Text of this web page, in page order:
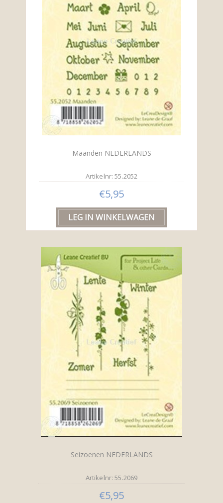
Maanden NEDERLANDS
Artikelnr: 55.2052
€5,95
Seizoenen NEDERLANDS
Artikelnr: 55.2069
€5,95